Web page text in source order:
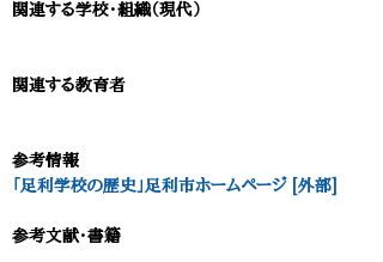
関連する学校・組織（現代）
関連する教育者
参考情報
「足利学校の歴史」足利市ホームページ [外部]​
参考文献・書籍